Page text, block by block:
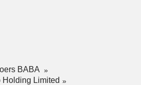
BABA
Holding Limited